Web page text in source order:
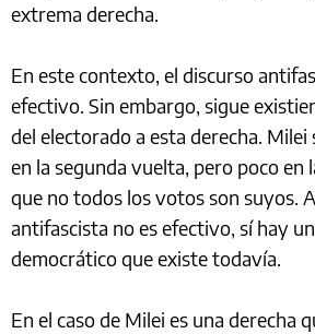
extrema derecha.
En este contexto, el discurso
efectivo. Sin embargo, sigue
del electorado a esta derecha.
en la segunda vuelta, pero poco en
que no todos los votos son suyos.
antifascista no es efectivo, sí hay
democrático que existe todavía.
En el caso de Milei es una derecha